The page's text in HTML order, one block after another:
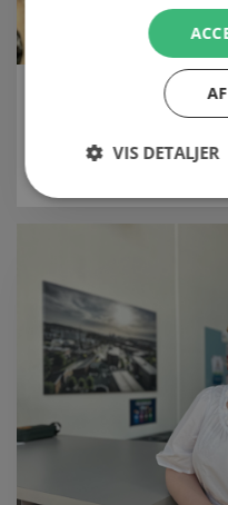
PRAKTISK
MERE SIKKER
VIS DETALJER